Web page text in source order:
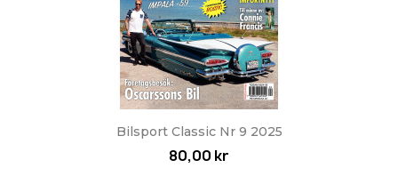
Bilsport Classic Nr 9 2025
80,00 kr